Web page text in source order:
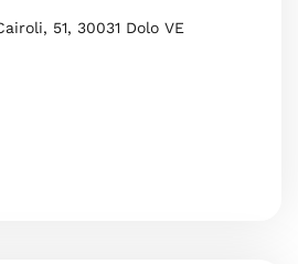
51, 30031 Dolo VE